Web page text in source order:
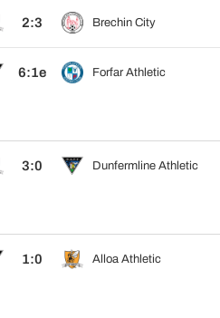
2:3 Brechin City
6:1e Forfar Athletic
3:0 Dunfermline Athletic
1:0 Alloa Athletic